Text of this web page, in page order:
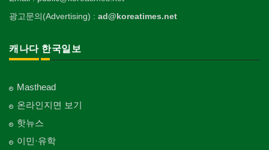
광고문의(Advertising) : ad@koreatimes.net
캐나다 한국일보
Masthead
온라인지면 보기
핫뉴스
이민·유학